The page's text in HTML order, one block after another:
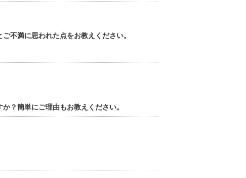
不満に思われた点をお教えください。
？簡単にご理由もお教えください。